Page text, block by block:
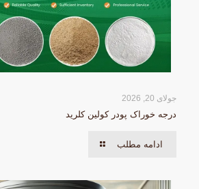
جولای 20, 2026
درجه خوراک پودر کولین کلرید
ادامه مطلب